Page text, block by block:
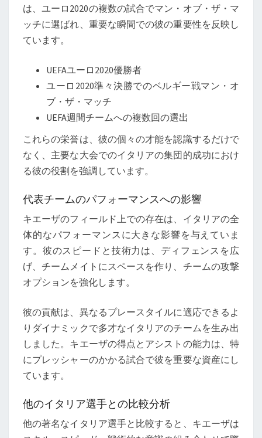
は、ユーロ2020の複数の試合でマン・オブ・ザ・マ
ッチに選ばれ、重要な瞬間での彼の重要性を反映し
ています。
UEFAユーロ2020優勝者
ユーロ2020準々決勝でのベルギー戦マン・オ
ブ・ザ・マッチ
UEFA週間チームへの複数回の選出
これらの栄誉は、彼の個々の才能を認識するだけで
なく、主要な大会でのイタリアの集団的成功におけ
る彼の役割を強調しています。
代表チームのパフォーマンスへの影響
キエーザのフィールド上での存在は、イタリアの全
体的なパフォーマンスに大きな影響を与えていま
す。彼のスピードと技術力は、ディフェンスを広
げ、チームメイトにスペースを作り、チームの攻撃
オプションを強化します。
彼の貢献は、異なるプレースタイルに適応できるよ
りダイナミックで多才なイタリアのチームを生み出
しました。キエーザの得点とアシストの能力は、特
にプレッシャーのかかる試合で彼を重要な資産にし
ています。
他のイタリア選手との比較分析
他の著名なイタリア選手と比較すると、キエーザは